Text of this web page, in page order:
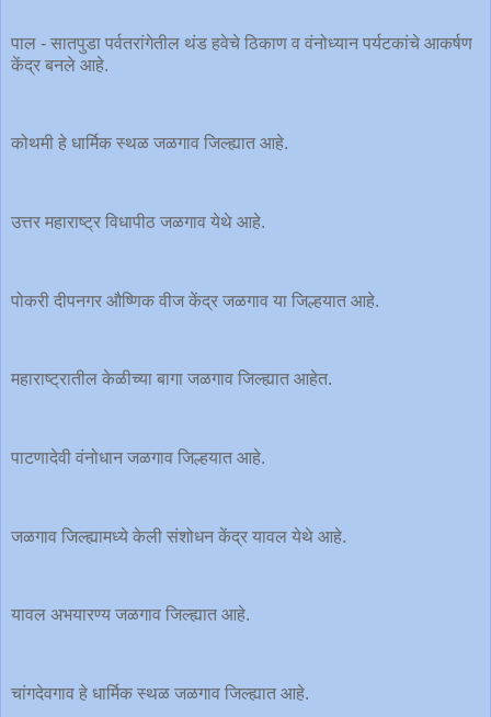
पाल - सातपुडा पर्वतरांगेतील थंड हवेचे ठिकाण व वंनोध्यान पर्यटकांचे आकर्षण
केंद्र बनले आहे.
कोथमी हे धार्मिक स्थळ जळगाव जिल्ह्यात आहे.
उत्तर महाराष्ट्र विधापीठ जळगाव येथे आहे.
पोकरी दीपनगर औष्णिक वीज केंद्र जळगाव या जिल्हयात आहे.
महाराष्ट्रातील केळीच्या बागा जळगाव जिल्ह्यात आहेत.
पाटणादेवी वंनोधान जळगाव जिल्हयात आहे.
जळगाव जिल्ह्यामध्ये केली संशोधन केंद्र यावल येथे आहे.
यावल अभयारण्य जळगाव जिल्ह्यात आहे.
चांगदेवगाव हे धार्मिक स्थळ जळगाव जिल्ह्यात आहे.